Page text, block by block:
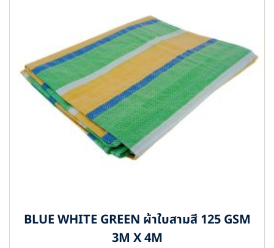
BLUE WHITE GREEN ผ้าใบสามสี 125 GSM
3M X 4M